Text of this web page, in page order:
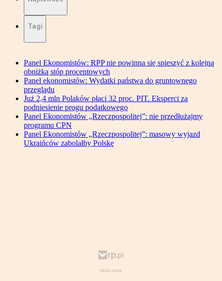
Tagi
Panel Ekonomistów: RPP nie powinna się spieszyć z kolejną
obniżką stóp procentowych
Panel ekonomistów: Wydatki państwa do gruntownego
przeglądu
Już 2,4 mln Polaków płaci 32 proc. PIT. Eksperci za
podniesienie progu podatkowego
Panel Ekonomistów „Rzeczpospolitej”: nie przedłużajmy
programu CPN
Panel Ekonomistów „Rzeczpospolitej”: masowy wyjazd
Ukraińców zabolałby Polskę